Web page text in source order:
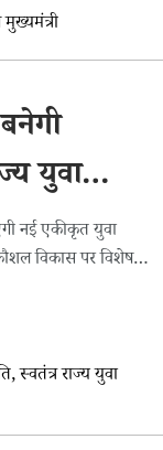
युवा
नई एकीकृत युवा
विकास पर विशेष